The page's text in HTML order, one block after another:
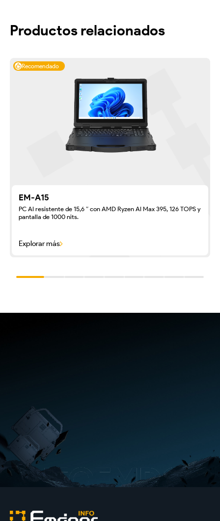
Productos relacionados
Recomendado
EM-A15
PC AI resistente de 15,6 ″ con AMD Ryzen AI Max 395, 126 TOPS y
pantalla de 1000 nits.
Explorar más